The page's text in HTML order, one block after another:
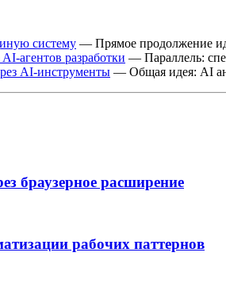
систему — Прямое продолжение
агентов разработки — Параллель:
AI-инструменты — Общая идея: AI
браузерное расширение
рабочих паттернов